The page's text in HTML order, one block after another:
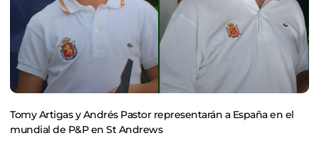
Tomy Artigas y Andrés Pastor representarán a España en el
mundial de P&P en St Andrews